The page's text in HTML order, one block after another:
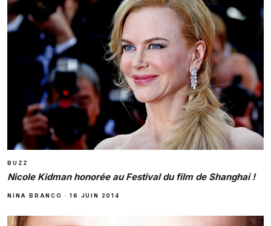
BUZZ
Nicole Kidman honorée au Festival du film de Shanghai !
NINA BRANCO ·16 JUIN 2014